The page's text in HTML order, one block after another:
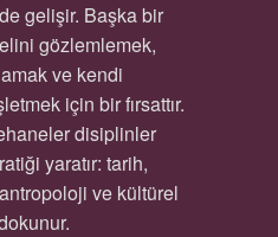
gelişir. Başka bir
gözlemlemek,
ve kendi
için bir fırsattır.
disiplinler
yaratır: tarih,
ve kültürel